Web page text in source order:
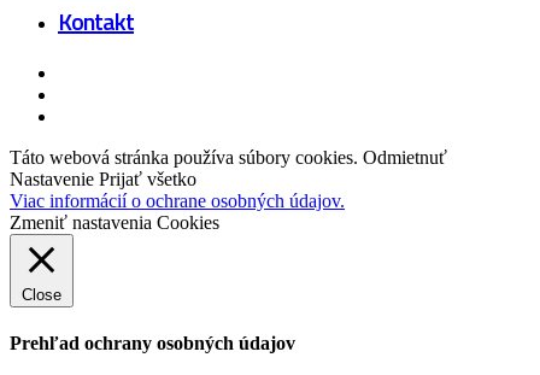
Kontakt
Táto webová stránka používa súbory cookies. Odmietnuť
Nastavenie Prijať všetko
Viac informácií o ochrane osobných údajov.
Zmeniť nastavenia Cookies
Close
Prehľad ochrany osobných údajov